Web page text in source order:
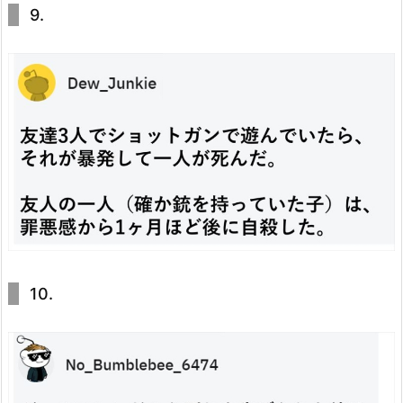
9.
10.